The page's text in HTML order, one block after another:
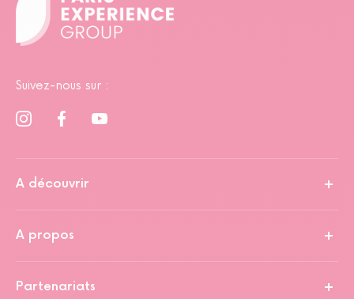
Suivez-nous sur :
A découvrir
A propos
Partenariats